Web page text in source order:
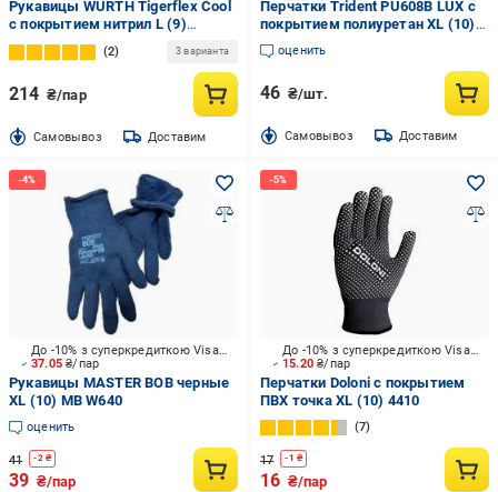
Рукавицы WURTH Tigerflex Cool
с покрытием нитрил L (9)
0899401049
2 3 варианта
214 ₴/пар
Cамовывоз Доставим
Перчатки Trident PU608B LUX с
покрытием полиуретан XL (10)
PU608B LUX
оценить
46 ₴/шт.
Cамовывоз Доставим
37.05₴/пар
До -10% з суперкредиткою Visa Вигода
Рукавицы MASTER BOB черные
XL (10) MB W640
оценить
41 -2₴
39 ₴/пар
15.20₴/пар
До -10% з суперкредиткою Visa Вигода
Перчатки Doloni с покрытием
ПВХ точка XL (10) 4410
7
17 -1 ₴
16 ₴/пар